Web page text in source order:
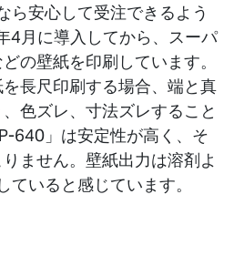
ら安心して受注できるよう
4月に導入してから、スーパ
の壁紙を印刷しています。
長尺印刷する場合、端と真
色ズレ、寸法ズレすること
640」は安定性が高く、そ
ません。壁紙出力は溶剤よ
いると感じています。